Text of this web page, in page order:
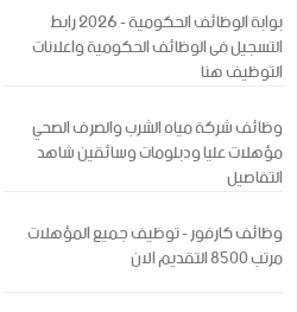
بوابة الوظائف الحكومية - 2026 رابط
التسجيل فى الوظائف الحكومية واعلانات
التوظيف هنا
وظائف شركة مياه الشرب والصرف الصحي
مؤهلات عليا ودبلومات وسائقين شاهد
التفاصيل
وظائف كارفور - توظيف جميع المؤهلات
مرتب 8500 التقديم الان